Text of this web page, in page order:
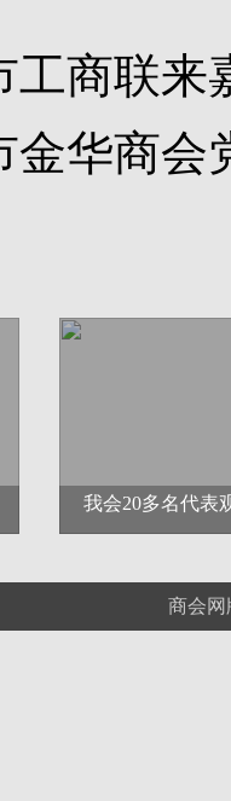
工商联来
金华商会
我会20多名代表
商会网